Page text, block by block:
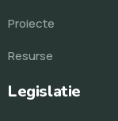
Proiecte
Resurse
Legislatie